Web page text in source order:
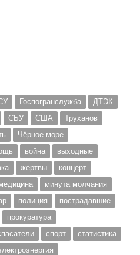
Госпогранслужба
ДТЭК
СБУ США
Труханов
Чёрное море
война
выходные
жертвы
концерт
минута молчания
полиция
пострадавшие
прокуратура
спорт
статистика